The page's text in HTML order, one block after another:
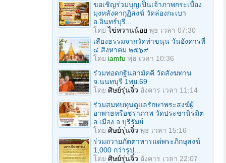
ขอเชิญร่วมบุญเป็นเจ้าภาพกระเบื้อง
มุงหลังคากุฏิสงฆ์ วัดล่องกะเบา
อ.อินทร์บุรี...
โดยไข่หวานน้อย พุธ เวลา 07:30
เสียงธรรมจากวัดท่าขนุน วันอังคารที่
๔ สิงหาคม ๒๕๖๙
โดย iamfu พุธ เวลา 10:36
ร่วมทอดกฐินสามัคคี วัดสังฆทาน
จ.นนทบุรี 1พย.69
โดย ศิษย์รุ่นจิ๋ว อังคาร เวลา 11:14
ร่วมสมทบทุนดูแลรักษาพระสงฆ์ผู้
อาพาธหรือชราภาพ วัดประชานิรมิต
อ.เมือง จ.บุรีรัมย์
โดย ศิษย์รุ่นจิ๋ว พุธ เวลา 15:16
ร่วมถวายภัตตาหารแด่พระภิกษุสงฆ์
1,000 กว่ารูป...
โดย ศิษย์รุ่นจิ๋ว อังคาร เวลา 22:07